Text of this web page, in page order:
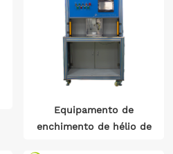
Equipamento de
enchimento de hélio de